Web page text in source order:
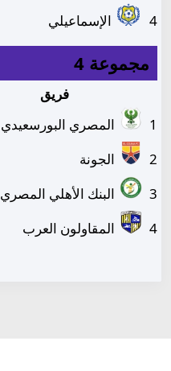
4
الإسماعيلي
مجموعة 4
فريق
1
المصري البورسعيدي
2
الجونة
3
البنك الأهلي المصري
4
المقاولون العرب